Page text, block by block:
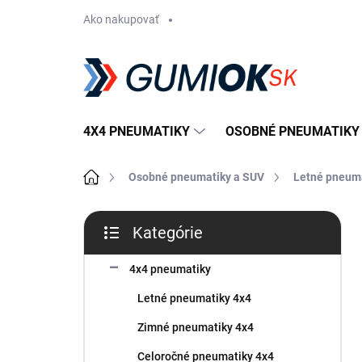
Ako nakupovať
4X4 PNEUMATIKY OSOBNÉ
DomovOsobné pneumatiky a SUV Letné
B
č
kategórie
Kategórie
4x4 pneumatiky
Letné pneumatiky 4x4
Zimné pneumatiky 4x4
Celoročné pneumatiky 4x4